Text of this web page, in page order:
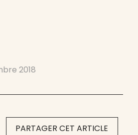
2018
PARTAGER CET ARTICLE